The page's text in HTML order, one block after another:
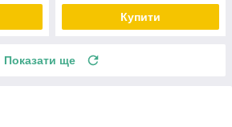
Купити
Показати ще